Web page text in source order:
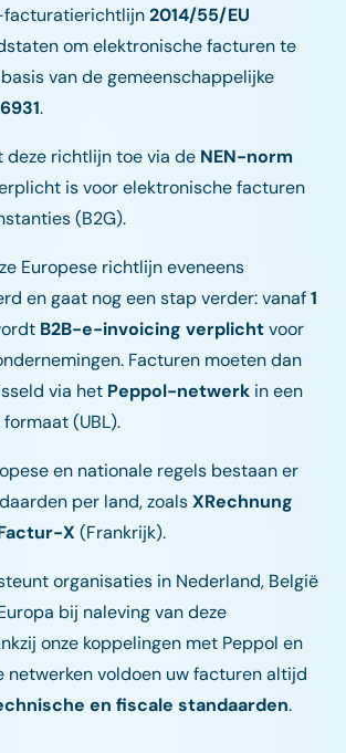
facturatierichtlijn2014/55/EU
om elektronische facturen te
van de gemeenschappelijke
.
deze richtlijn toe via de NEN-norm
is voor elektronische facturen
(B2G).
Europese richtlijn eveneens
en gaat nog een stap verder: vanaf1
B2B-e-invoicing verplichtvoor
Facturen moeten dan
via het Peppol-netwerk in een
(UBL).
en nationale regels bestaan er
per land, zoalsXRechnung
X (Frankrijk).
organisaties in Nederland, België
bij naleving van deze
onze koppelingen met Peppol en
netwerken voldoen uw facturen altijd
en fiscale standaarden.